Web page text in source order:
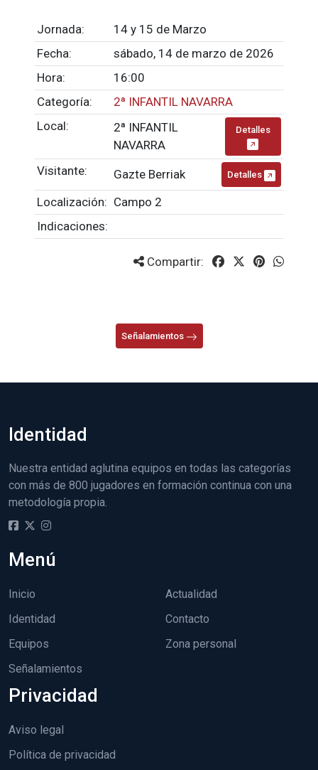
Jornada:
14 y 15 de Marzo
Fecha:
sábado, 14 de marzo de 2026
Hora:
16:00
Categoría:
2ª INFANTIL NAVARRA
Local:
2ª INFANTIL
NAVARRA
Detalles
Visitante: Gazte Berriak Detalles
Localización: Campo 2
Indicaciones:
Compartir:
Señalamientos
Identidad
Nuestra entidad aglutina equipos en todas las categorías
con más de 800 jugadores en formación continua con una
metodología propia.
Menú
Inicio
Identidad
Equipos
Señalamientos
Actualidad
Contacto
Zona personal
Privacidad
Aviso legal
Política de privacidad